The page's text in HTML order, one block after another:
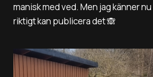
manisk med ved. Men jag känner
riktigt kan publicera det 🙈